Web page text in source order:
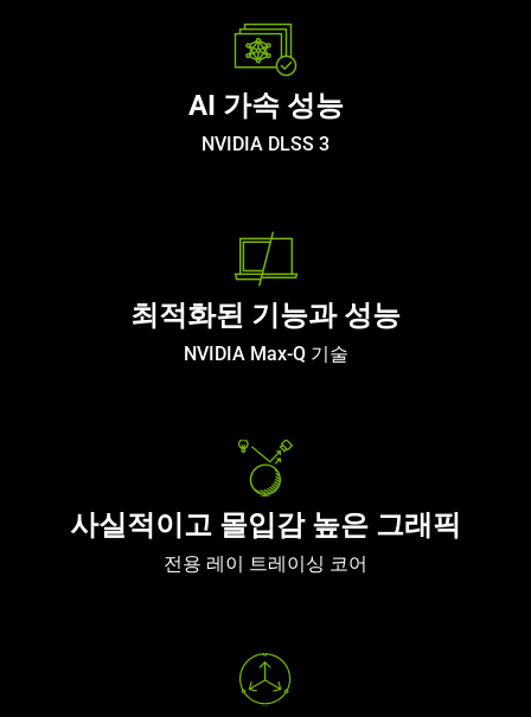
AI 가속 성능
NVIDIA DLSS 3
최적화된 기능과 성능
NVIDIA Max-Q 기술
사실적이고 몰입감 높은 그래픽
전용 레이 트레이싱 코어